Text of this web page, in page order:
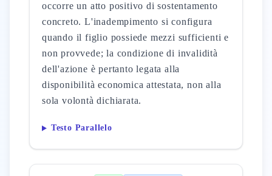
occorre un atto positivo di sostentamento
concreto. L'inadempimento si configura
quando il figlio possiede mezzi sufficienti e
non provvede; la condizione di invalidità
dell'azione è pertanto legata alla
disponibilità economica attestata, non alla
sola volontà dichiarata.
Testo Parallelo